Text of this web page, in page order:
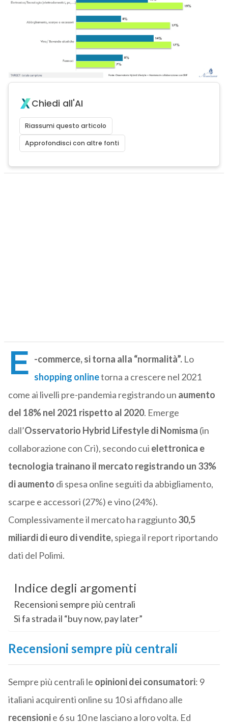
Chiedi all'AI
Riassumi questo articolo
Approfondisci con altre fonti
E -commerce, si torna alla “normalità”.Lo
shopping onlinetorna a crescere nel 2021
come ai livelli pre-pandemia registrando un aumento
del 18% nel 2021 rispetto al 2020. Emerge
dall’Osservatorio Hybrid Lifestyle di Nomisma (in
collaborazione con Cri), secondo cui elettronica e
tecnologia trainano il mercato registrando un 33%
di aumento di spesa online seguiti da abbigliamento,
scarpe e accessori (27%) e vino (24%).
Complessivamente il mercato ha raggiunto30,5
miliardi di euro di vendite,spiega il report riportando
dati del Polimi.
Indice degli argomenti
Recensioni sempre più centrali
Si fa strada il “buy now, pay later”
Recensioni sempre più centrali
Sempre più centrali le opinioni dei consumatori: 9
italiani acquirenti online su 10 si affidano alle
recensionie 6 su 10 ne lasciano a loro volta. Ed